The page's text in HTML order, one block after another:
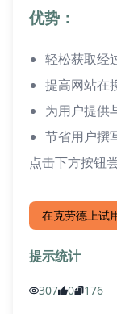
优势：
轻松获取经
提高网站在
为用户提供
节省用户撰
点击下方按钮
在克劳德上试
提示统计
307 0 176